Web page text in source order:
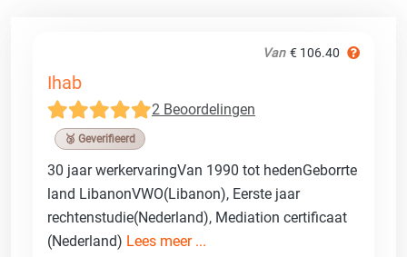
Van € 106.40
Ihab
2 Beoordelingen
🥉 Geverifieerd
30 jaar werkervaringVan 1990 tot hedenGeborrte
land LibanonVWO(Libanon), Eerste jaar
rechtenstudie(Nederland), Mediation certificaat
(Nederland) Lees meer ...